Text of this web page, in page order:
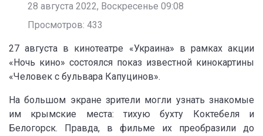
28 августа 2022, Воскресенье 09:08
Просмотров: 433
27 августа в кинотеатре «Украина» в рамках акции
«Ночь кино» состоялся показ известной кинокартины
«Человек с бульвара Капуцинов».
На большом экране зрители могли узнать знакомые
им крымские места: тихую бухту Коктебеля и
Белогорск. Правда, в фильме их преобразили до